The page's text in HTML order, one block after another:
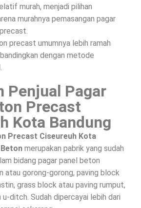
murah, menjadi pilihan
murahnya pemasangan pagar
precast umumnya lebih ramah
dengan metode
Penjual Pagar
Precast
Kota Bandung
Precast Ciseureuh Kota
merupakan pabrik yang sudah
bidang pagar panel beton
atau gorong-gorong, paving block
grass block atau paving rumput,
ditch. Sudah dipercayai lebih dari